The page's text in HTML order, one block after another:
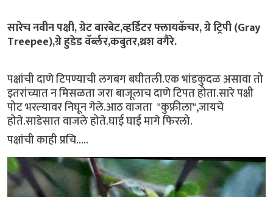
सारेच नवीन पक्षी, ग्रेट बारबेट,व्हर्डिटर फ्लायकॅचर, ग्रे ट्रिपी (Gray
Treepee),ग्रे हुडेड वॅर्ब्लर,कबुतर,थ्रश वगैरे.
पक्षांची दाणे टिपण्याची लगबग बघीतली.एक भांडकुदळ असावा तो
इतरांच्यात न मिसळता जरा बाजूलाच दाणे टिपत होता.सारे पक्षी
पोट भरल्यावर निघून गेले.आठ वाजता "कुफ्रीला",जायचे
होते.साडेसात वाजले होते.घाई घाई मागे फिरलो.
पक्षांची काही प्रचि.....